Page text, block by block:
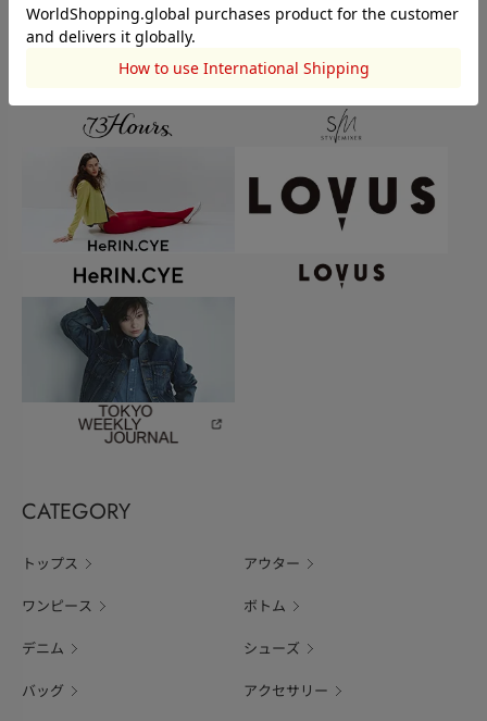
CATEGORY
トップス アウター
ワンピース ボトム
デニム シューズ
バッグ アクセサリー